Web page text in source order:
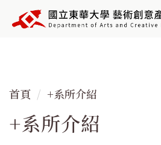
到
容
首頁 +系所介紹
+系所介紹